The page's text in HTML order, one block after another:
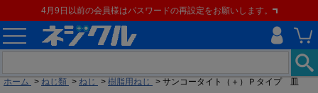
4月9日以前の会員様はパスワードの再設定をお願いします。
ホーム > ねじ類 > ねじ > 樹脂用ねじ > サンコータイト（＋）Ｐタイプ 皿